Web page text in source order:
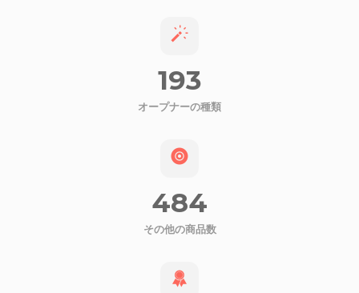
193
オープナーの種類
484
その他の商品数